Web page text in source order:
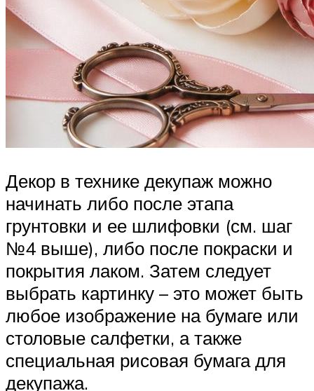
Декор в технике декупаж можно
начинать либо после этапа
грунтовки и ее шлифовки (см. шаг
№4 выше), либо после покраски и
покрытия лаком. Затем следует
выбрать картинку – это может быть
любое изображение на бумаге или
столовые салфетки, а также
специальная рисовая бумага для
декупажа.